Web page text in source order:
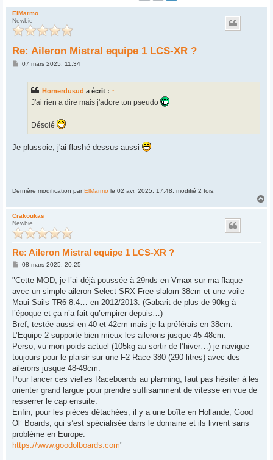
ElMarmo
Newbie
Re: Aileron Mistral equipe 1 LCS-XR ?
M07 mars 2025, 11:34
Homerdusud a écrit : ↑
J'ai rien a dire mais j'adore ton pseudo
Désolé
Je plussoie, j'ai flashé dessus aussi
Dernière modification parElMarmo le 02 avr. 2025, 17:48, modifié 2 fois.
a
Crakoukas
Newbie
Re: Aileron Mistral equipe 1 LCS-XR ?
M
s
a
g
08 mars 2025, 20:25
"Cette MOD, je l’ai déjà poussée à 29nds en Vmax sur ma flaque
avec un simple aileron Select SRX Free slalom 38cm et une voile
Maui Sails TR6 8.4… en 2012/2013. (Gabarit de plus de 90kg à
l’époque et ça n’a fait qu’empirer depuis…)
Bref, testée aussi en 40 et 42cm mais je la préférais en 38cm.
L’Equipe 2 supporte bien mieux les ailerons jusque 45-48cm.
Perso, vu mon poids actuel (105kg au sortir de l’hiver…) je navigue
toujours pour le plaisir sur une F2 Race 380 (290 litres) avec des
ailerons jusque 48-49cm.
Pour lancer ces vielles Raceboards au planning, faut pas hésiter à les
orienter grand largue pour prendre suffisamment de vitesse en vue de
resserrer le cap ensuite.
Enfin, pour les pièces détachées, il y a une boîte en Hollande, Good
Ol’ Boards, qui s’est spécialisée dans le domaine et ils livrent sans
problème en Europe.
https://www.goodolboards.com"